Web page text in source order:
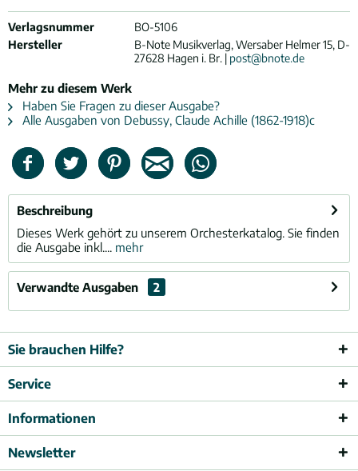
Verlagsnummer
BO-5106
Hersteller
B-Note Musikverlag, Wersaber Helmer 15, D-
27628 Hagen i. Br. | post@bnote.de
Mehr zu diesem Werk
Haben Sie Fragen zu dieser Ausgabe?
Alle Ausgaben von Debussy, Claude Achille (1862-1918)c
Beschreibung
Dieses Werk gehört zu unserem Orchesterkatalog. Sie finden
die Ausgabe inkl.... mehr
Verwandte Ausgaben 2
Sie brauchen Hilfe?
Service
Informationen
Newsletter